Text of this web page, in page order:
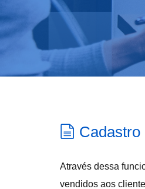
Cadastro
Através dessa
vendidos aos